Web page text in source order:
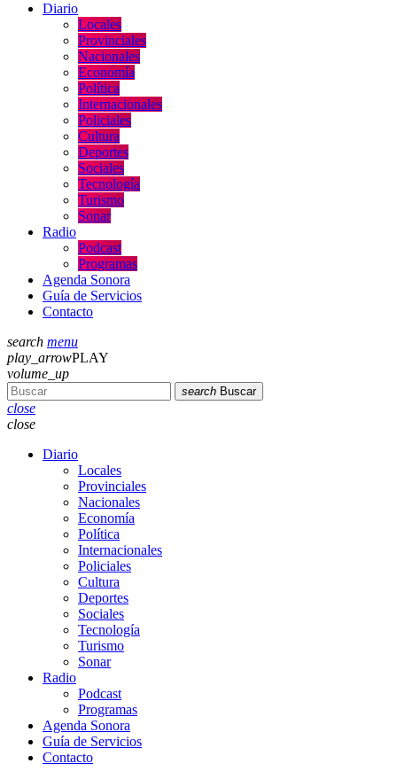
Diario
Locales
Provinciales
Nacionales
Economía
Política
Internacionales
Policiales
Cultura
Deportes
Sociales
Tecnología
Turismo
Sonar
Radio
Podcast
Programas
Agenda Sonora
Guía de Servicios
Contacto
search menu
play_arrowPLAY
volume_up
search Buscar
close
close
Diario
Locales
Provinciales
Nacionales
Economía
Política
Internacionales
Policiales
Cultura
Deportes
Sociales
Tecnología
Turismo
Sonar
Radio
Podcast
Programas
Agenda Sonora
Guía de Servicios
Contacto